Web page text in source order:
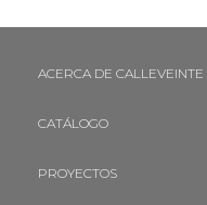
ACERCA DE CALLEVEINTE
CATÁLOGO
PROYECTOS